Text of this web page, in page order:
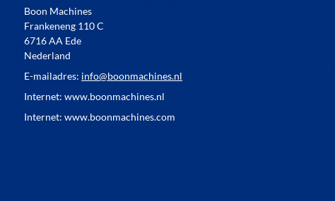
Boon Machines
Frankeneng 110 C
6716 AA Ede
Nederland
E-mailadres: info@boonmachines.nl
Internet: www.boonmachines.nl
Internet: www.boonmachines.com